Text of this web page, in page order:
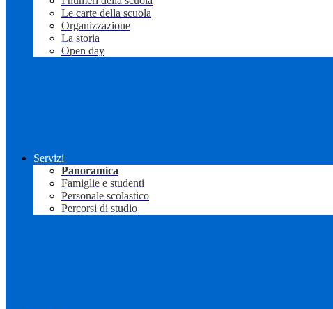
Le carte della scuola
Organizzazione
La storia
Open day
Servizi
Panoramica
Famiglie e studenti
Personale scolastico
Percorsi di studio